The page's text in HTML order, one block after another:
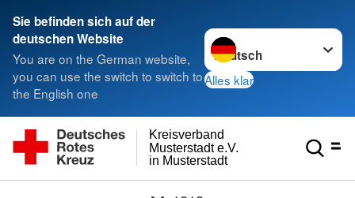
Sie befinden sich auf der
deutschen Website
You are on the German website,
you can use the switch to switch to
the English one
Sprache wechseln zu
Alles klar
in Musterstadt
Musterstadt e.V.
Kreisverband